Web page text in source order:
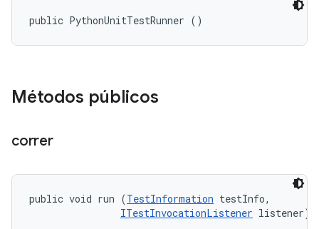
public PythonUnitTestRunner ()
Métodos públicos
correr
public void run (TestInformation testInfo,
ITestInvocationListener listener)